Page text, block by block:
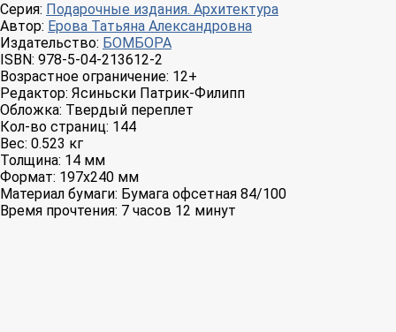
Серия: Подарочные издания. Архитектура
Автор: Ерова Татьяна Александровна
Издательство: БОМБОРА
ISBN: 978-5-04-213612-2
Возрастное ограничение: 12+
Редактор: Ясиньски Патрик-Филипп
Обложка: Твердый переплет
Кол-во страниц: 144
Вес: 0.523 кг
Толщина: 14 мм
Формат: 197x240 мм
Материал бумаги: Бумага офсетная 84/100
Время прочтения: 7 часов 12 минут